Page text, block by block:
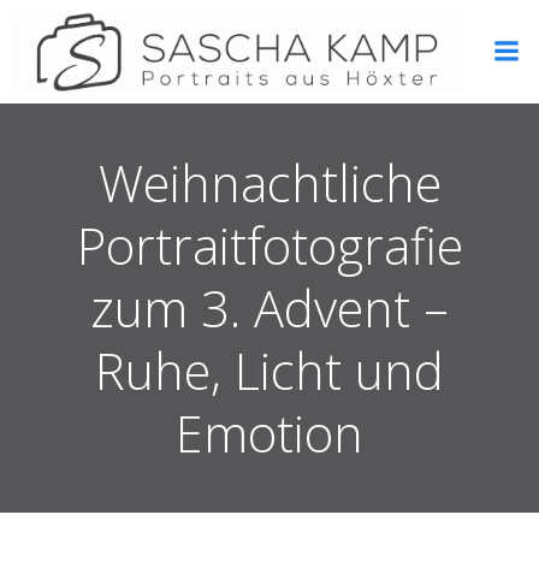
Inhalt
springen
Weihnachtliche
Portraitfotografie
zum 3. Advent –
Ruhe, Licht und
Emotion